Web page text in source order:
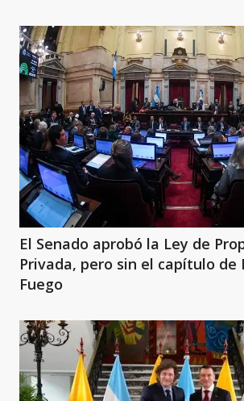
El Senado aprobó la Ley de
Privada, pero sin el capítulo de
Fuego